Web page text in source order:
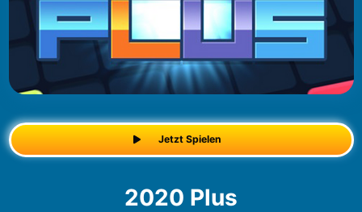
Jetzt Spielen
2020 Plus